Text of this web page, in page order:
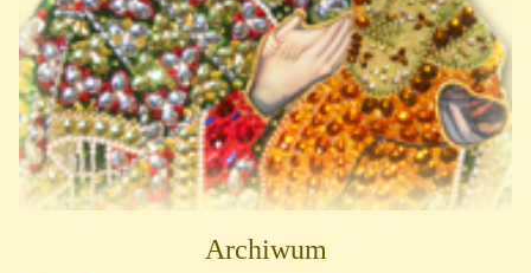
Archiwum